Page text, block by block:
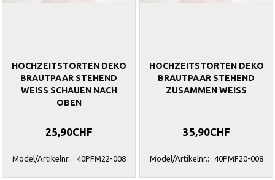
HOCHZEITSTORTEN DEKO
BRAUTPAAR STEHEND
WEISS SCHAUEN NACH
OBEN
25,90CHF
Model/Artikelnr.: 40PFM22-008
HOCHZEITSTORTEN DEKO
BRAUTPAAR STEHEND
ZUSAMMEN WEISS
35,90CHF
Model/Artikelnr.: 40PMF20-008